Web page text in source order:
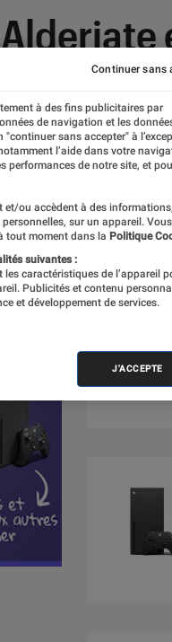
à des fins publicitaires par
de navigation et les
sans accepter" à
l’aide dans votre
performances de notre site, et
ou accèdent à des informations,
sur un appareil. Vous
tout moment dans la Politique
suivantes :
caractéristiques de l’appareil
Publicités et contenu
et développement de services.
J'ACCEPTE
Continuer sans